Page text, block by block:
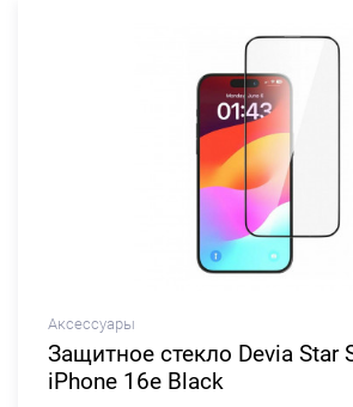
Аксессуары
Защитное стекло Devia Star
iPhone 16e Black